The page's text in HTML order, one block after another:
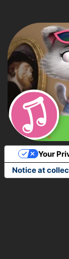
Notice at
Your